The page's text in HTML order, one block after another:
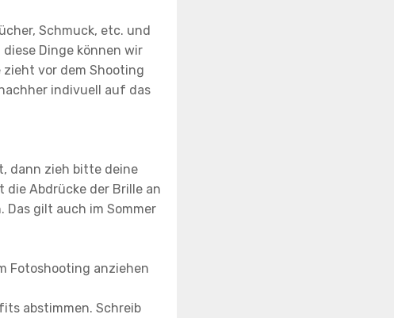
Schmuck, etc. und
Dinge können wir
vor dem Shooting
indivuell auf das
dann zieh bitte deine
die Abdrücke der Brille an
Das gilt auch im Sommer
Fotoshooting anziehen
abstimmen. Schreib